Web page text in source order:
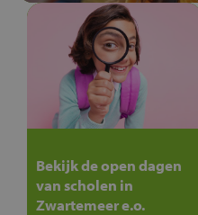
Bekijk de open dagen
van scholen in
Zwartemeer e.o.